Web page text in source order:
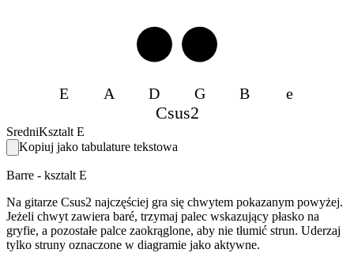
E A D G B e
Csus2
SredniKsztalt E
Kopiuj jako tabulature tekstowa
Barre - ksztalt E
Na gitarze Csus2 najczęściej gra się chwytem pokazanym powyżej.
Jeżeli chwyt zawiera baré, trzymaj palec wskazujący płasko na
gryfie, a pozostałe palce zaokrąglone, aby nie tłumić strun. Uderzaj
tylko struny oznaczone w diagramie jako aktywne.